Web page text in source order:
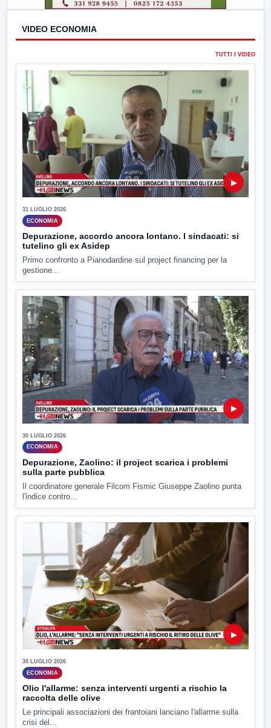
VIDEO ECONOMIA
TUTTI I VIDEO
▶
31 LUGLIO 2026
ECONOMIA
Depurazione, accordo ancora lontano. I sindacati: si
tutelino gli ex Asidep
Primo confronto a Pianodardine sul project financing per la
gestione...
▶
30 LUGLIO 2026
ECONOMIA
Depurazione, Zaolino: il project scarica i problemi
sulla parte pubblica
Il coordinatore generale Filcom Fismic Giuseppe Zaolino punta
l'indice contro...
▶
30 LUGLIO 2026
ECONOMIA
Olio l'allarme: senza interventi urgenti a rischio la
raccolta delle olive
Le principali associazioni dei frantoiani lanciano l'allarme sulla
crisi del...